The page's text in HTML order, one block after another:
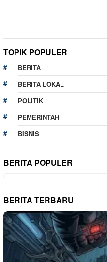
TOPIK POPULER
BERITA
BERITA LOKAL
POLITIK
PEMERINTAH
BISNIS
BERITA POPULER
BERITA TERBARU